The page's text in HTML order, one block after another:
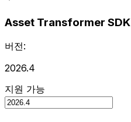
Asset Transformer SDK
버전:
2026.4
지원 가능